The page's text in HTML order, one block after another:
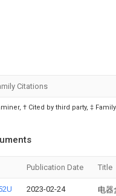
Citations
† Cited by third party, ‡
Publication Date Title
2023-02-24 电器